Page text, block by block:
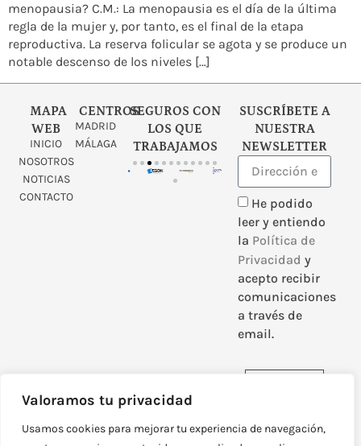
Valoramos tu privacidad
Usamos cookies para mejorar tu experiencia de navegación,
menopausia? C.M.: La menopausia es el día de la última
regla de la mujer y, por tanto, es el final de la etapa
reproductiva. La reserva folicular se agota y se produce un
notable descenso de los niveles […]
MAPA
WEB
INICIO
NOSOTROS
NOTICIAS
CONTACTO
CENTROS
MADRID
MÁLAGA
SEGUROS CON
LOS QUE
TRABAJAMOS
SUSCRÍBETE A
NUESTRA
NEWSLETTER
He podido
leer y entiendo
la Política de
Privacidad y
acepto recibir
comunicaciones
a través de
email.